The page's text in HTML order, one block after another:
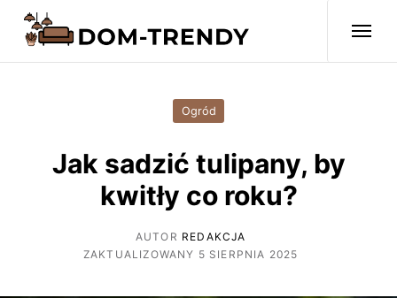
Ogród
Jak sadzić tulipany, by
kwitły co roku?
AUTOR REDAKCJA
ZAKTUALIZOWANY 5 SIERPNIA 2025